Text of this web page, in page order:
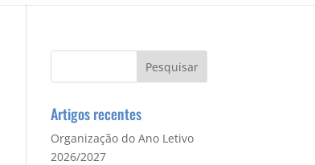
Artigos recentes
Organização do Ano Letivo
2026/2027